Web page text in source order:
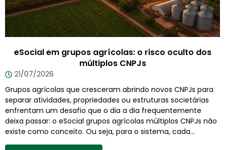
eSocial em grupos agrícolas: o risco oculto dos
múltiplos CNPJs
21/07/2026
Grupos agrícolas que cresceram abrindo novos CNPJs para
separar atividades, propriedades ou estruturas societárias
enfrentam um desafio que o dia a dia frequentemente
deixa passar: o eSocial grupos agrícolas múltiplos CNPJs não
existe como conceito. Ou seja, para o sistema, cada...